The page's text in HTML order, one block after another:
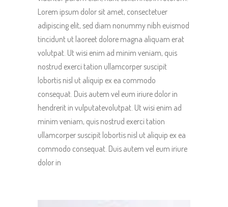
Lorem ipsum dolor sit amet, consectetuer
adipiscing elit, sed diam nonummy nibh euismod
tincidunt ut laoreet dolore magna aliquam erat
volutpat. Ut wisi enim ad minim veniam, quis
nostrud exerci tation ullamcorper suscipit
lobortis nisl ut aliquip ex ea commodo
consequat. Duis autem vel eum iriure dolor in
hendrerit in vulputatevolutpat. Ut wisi enim ad
minim veniam, quis nostrud exerci tation
ullamcorper suscipit lobortis nisl ut aliquip ex ea
commodo consequat. Duis autem vel eum iriure
dolor in